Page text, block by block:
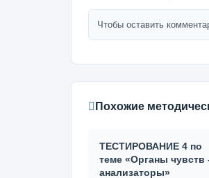
Чтобы оставить
Похожие
ТЕСТИРОВАНИЕ 4 по
теме «Органы чувств
анализаторы»